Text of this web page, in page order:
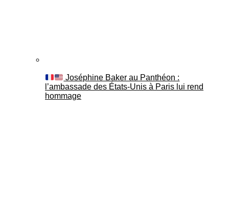
Joséphine Baker au Panthéon :
l’ambassade des États-Unis à Paris lui rend
hommage